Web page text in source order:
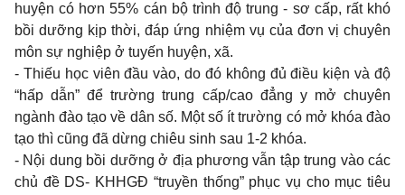
huyện có hơn 55% cán bộ trình độ trung - sơ cấp, rất khó
bồi dưỡng kịp thời, đáp ứng nhiệm vụ của đơn vị chuyên
môn sự nghiệp ở tuyến huyện, xã.
- Thiếu học viên đầu vào, do đó không đủ điều kiện và độ
“hấp dẫn” để trường trung cấp/cao đẳng y mở chuyên
ngành đào tạo về dân số. Một số ít trường có mở khóa đào
tạo thì cũng đã dừng chiêu sinh sau 1-2 khóa.
- Nội dung bồi dưỡng ở địa phương vẫn tập trung vào các
chủ đề DS- KHHGĐ “truyền thống” phục vụ cho mục tiêu